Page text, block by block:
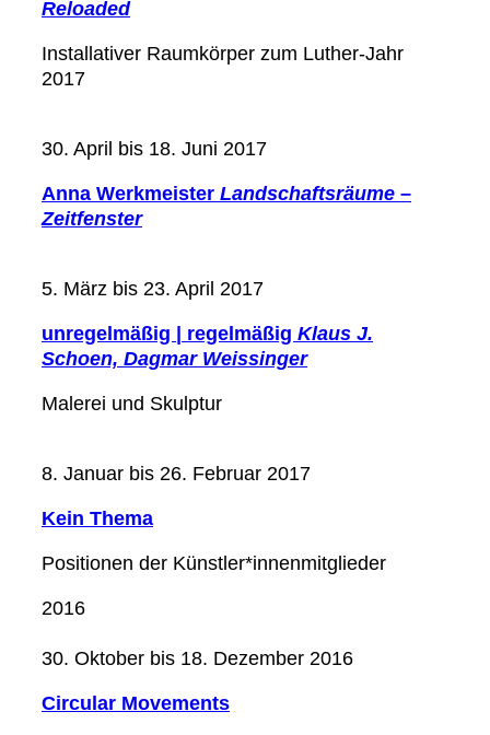
Reloaded
Installativer Raumkörper zum Luther-Jahr
2017
30. April bis 18. Juni 2017
Anna Werkmeister Landschaftsräume –
Zeitfenster
5. März bis 23. April 2017
unregelmäßig | regelmäßig Klaus J.
Schoen, Dagmar Weissinger
Malerei und Skulptur
8. Januar bis 26. Februar 2017
Kein Thema
Positionen der Künstler*innenmitglieder
2016
30. Oktober bis 18. Dezember 2016
Circular Movements